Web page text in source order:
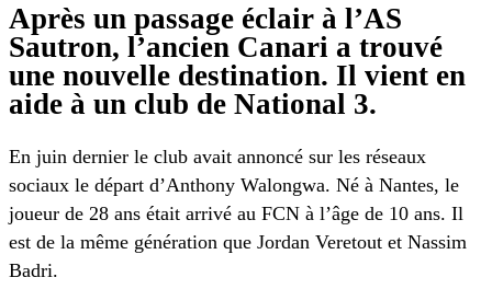
Après un passage éclair à l’AS
Sautron, l’ancien Canari a trouvé
une nouvelle destination. Il vient en
aide à un club de National 3.
En juin dernier le club avait annoncé sur les réseaux
sociaux le départ d’Anthony Walongwa. Né à Nantes, le
joueur de 28 ans était arrivé au FCN à l’âge de 10 ans. Il
est de la même génération que Jordan Veretout et Nassim
Badri.